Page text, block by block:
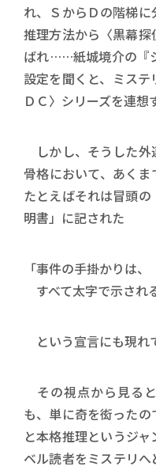
れ、ＳからＤの階梯
推理方法から〈黒幕
ばれ……紙城境介の『
設定を聞くと、ミステ
ＤＣ〉シリーズを連想
しかし、そうした外
骨格において、あくま
たとえばそれは冒頭
明書」に記された
「事件の手掛かりは、
すべて太字で示され
という宣言にも現れ
その視点から見る
も、単に奇を衒った
と本格推理というジ
ベル読者をミステリ